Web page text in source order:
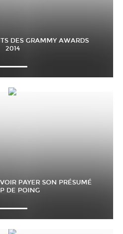
DES GRAMMY AWARDS
2014
PAYER SON PRÉSUMÉ
DE POING